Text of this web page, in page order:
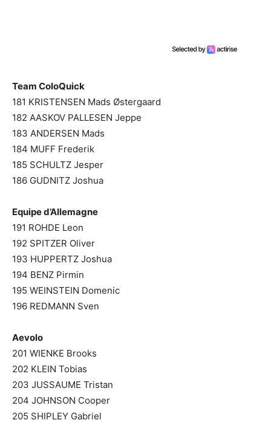
Team ColoQuick
181 KRISTENSEN Mads Østergaard
182 AASKOV PALLESEN Jeppe
183 ANDERSEN Mads
184 MUFF Frederik
185 SCHULTZ Jesper
186 GUDNITZ Joshua
Equipe d’Allemagne
191 ROHDE Leon
192 SPITZER Oliver
193 HUPPERTZ Joshua
194 BENZ Pirmin
195 WEINSTEIN Domenic
196 REDMANN Sven
Aevolo
201 WIENKE Brooks
202 KLEIN Tobias
203 JUSSAUME Tristan
204 JOHNSON Cooper
205 SHIPLEY Gabriel